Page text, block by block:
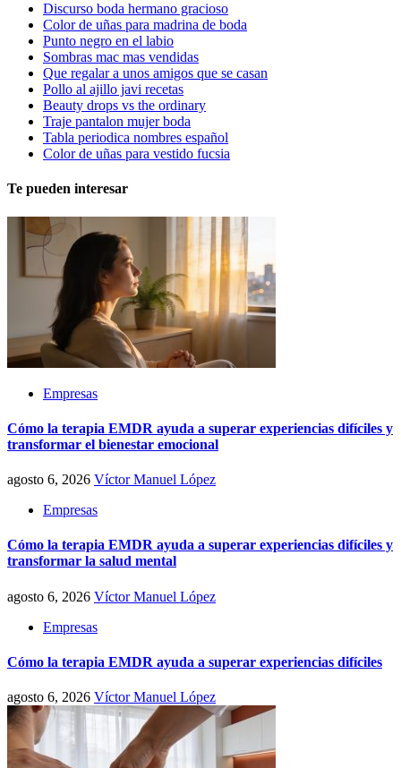
Discurso boda hermano gracioso
Color de uñas para madrina de boda
Punto negro en el labio
Sombras mac mas vendidas
Que regalar a unos amigos que se casan
Pollo al ajillo javi recetas
Beauty drops vs the ordinary
Traje pantalon mujer boda
Tabla periodica nombres español
Color de uñas para vestido fucsia
Te pueden interesar
Empresas
Cómo la terapia EMDR ayuda a superar experiencias difíciles y
transformar el bienestar emocional
agosto 6, 2026 Víctor Manuel López
Empresas
Cómo la terapia EMDR ayuda a superar experiencias difíciles y
transformar la salud mental
agosto 6, 2026 Víctor Manuel López
Empresas
Cómo la terapia EMDR ayuda a superar experiencias difíciles
agosto 6, 2026 Víctor Manuel López